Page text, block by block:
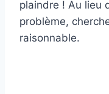
plaindre ! Au lieu
problème,
raisonnable.